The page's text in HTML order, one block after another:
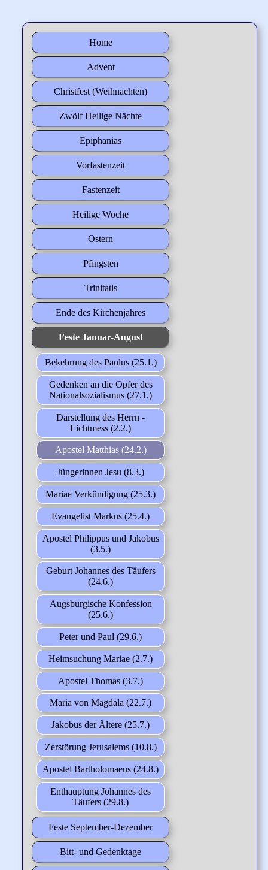
Home
Advent
Christfest (Weihnachten)
Zwölf Heilige Nächte
Epiphanias
Vorfastenzeit
Fastenzeit
Heilige Woche
Ostern
Pfingsten
Trinitatis
Ende des Kirchenjahres
Feste Januar-August
Bekehrung des Paulus (25.1.)
Gedenken an die Opfer des
Nationalsozialismus (27.1.)
Darstellung des Herrn -
Lichtmess (2.2.)
Apostel Matthias (24.2.)
Jüngerinnen Jesu (8.3.)
Mariae Verkündigung (25.3.)
Evangelist Markus (25.4.)
Apostel Philippus und Jakobus
(3.5.)
Geburt Johannes des Täufers
(24.6.)
Augsburgische Konfession
(25.6.)
Peter und Paul (29.6.)
Heimsuchung Mariae (2.7.)
Apostel Thomas (3.7.)
Maria von Magdala (22.7.)
Jakobus der Ältere (25.7.)
Zerstörung Jerusalems (10.8.)
Apostel Bartholomaeus (24.8.)
Enthauptung Johannes des
Täufers (29.8.)
Feste September-Dezember
Bitt- und Gedenktage